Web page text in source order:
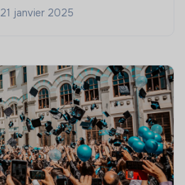
21 janvier 2025